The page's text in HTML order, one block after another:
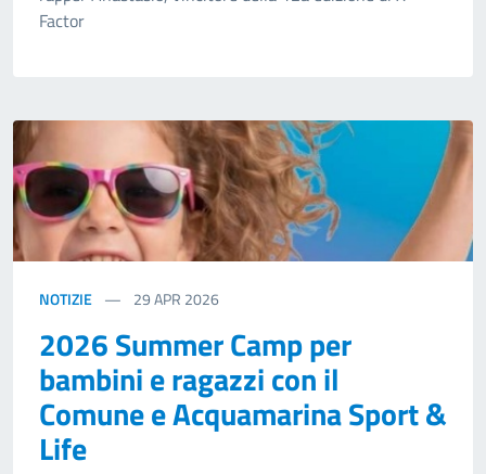
Factor
NOTIZIE 29APR 2026
2026 Summer Camp per
bambini e ragazzi con il
Comune e Acquamarina Sport &
Life